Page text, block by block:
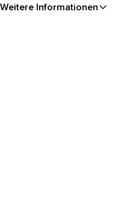
Weitere Informationen